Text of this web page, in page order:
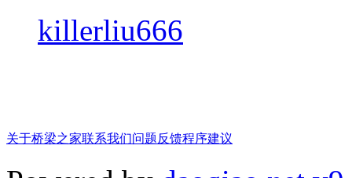
killerliu666
关于桥梁之家联系我们问题反馈程序建议